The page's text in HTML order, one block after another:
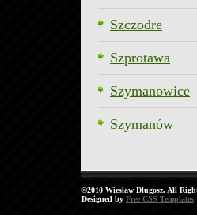
Szczodre
Szprotawa
Szymanowice
Szymanów
©2010 Wiesław Długosz. All
Designed by Free CSS Templates